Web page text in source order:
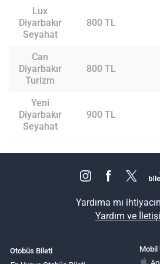
Lux
Diyarbakır
Seyahat
800 TL
Can
Diyarbakır
Turizm
800 TL
Yeni
Diyarbakır
Seyahat
900 TL
Yardıma mı
Yardım ve
Otobüs Bileti
Mobil